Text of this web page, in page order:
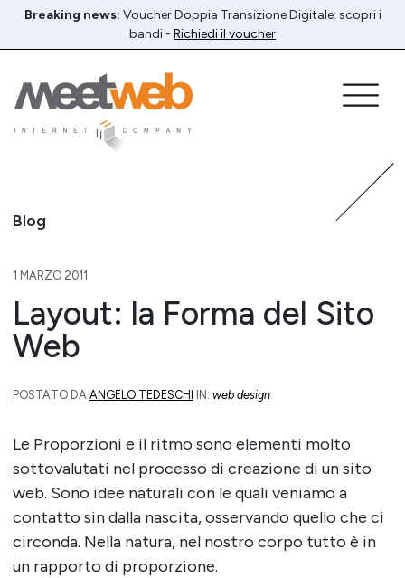
Breaking news: Voucher Doppia Transizione Digitale: scopri i
bandi - Richiedi il voucher
Blog
1 MARZO 2011
Layout: la Forma del Sito
Web
POSTATO DA ANGELO TEDESCHI IN: web design
Le Proporzioni e il ritmo sono elementi molto
sottovalutati nel processo di creazione di un sito
web. Sono idee naturali con le quali veniamo a
contatto sin dalla nascita, osservando quello che ci
circonda. Nella natura, nel nostro corpo tutto è in
un rapporto di proporzione.